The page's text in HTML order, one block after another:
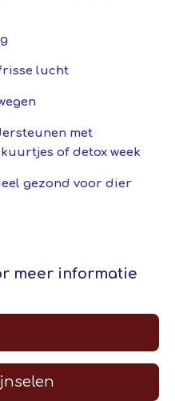
lucht
met
of detox week
gezond voor dier
meer informatie